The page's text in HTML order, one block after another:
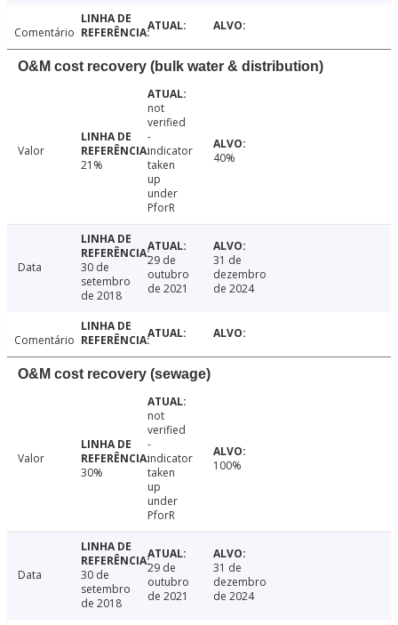
Comentário
O&M cost recovery (bulk water & distribution)
Valor
21%
not
verified
-
indicator
taken
up
under
PforR
40%
Data
30 de
setembro
de 2018
29 de
outubro
de 2021
31 de
dezembro
de 2024
Comentário
O&M cost recovery (sewage)
Valor
30%
not
verified
-
indicator
taken
up
under
PforR
100%
Data
30 de
setembro
de 2018
29 de
outubro
de 2021
31 de
dezembro
de 2024